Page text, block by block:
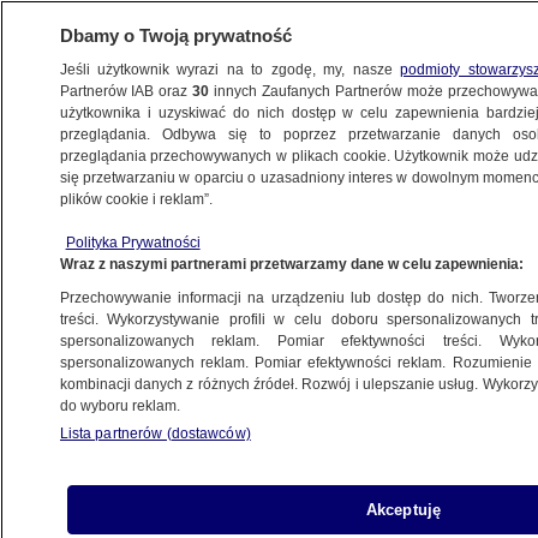
BIZNES
Z KRAJU
w obrocie
20.11.2024, 11:31
Udostępnij
Dbamy o Twoją prywatność
Jeśli użytkownik wyrazi na to zgodę, my, naszepodmioty
Partnerów IAB oraz30 innych Zaufanych Partnerów może
użytkownika i uzyskiwać do nich dostęp w celu zapewnienia
przeglądania. Odbywa się to poprzez przetwarzanie danych
przeglądania przechowywanych w plikach cookie. Użytkownik może
się przetwarzaniu w oparciu o uzasadniony interes w dowolnym
plików cookie i reklam”.
Polityka Prywatności
Wraz z naszymi partnerami przetwarzamy dane w celu zapewnienia:
Przechowywanie informacji na urządzeniu lub dostęp do nich.
treści. Wykorzystywanie profili w celu doboru spersonalizowanych
spersonalizowanych reklam. Pomiar efektywności treści.
spersonalizowanych reklam. Pomiar efektywności reklam.
kombinacji danych z różnych źródeł. Rozwój i ulepszanie usług.
do wyboru reklam.
Lista partnerów (dostawców)
Akceptuję